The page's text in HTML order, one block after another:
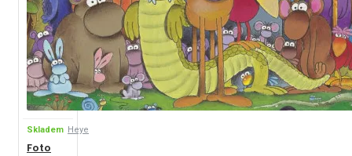
Skladem Heye
Foto